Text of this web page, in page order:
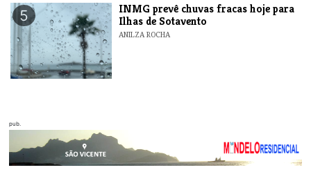
5
INMG prevê chuvas fracas hoje para
Ilhas de Sotavento
ANILZA ROCHA
pub.